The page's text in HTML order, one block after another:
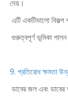
দেয়।
এটি একটিভালো বিকল্প
গুরুত্বপূর্ণ ভূমিকা
9. প্রতিরোধ ক্ষমতা
ডাবের জল এবং ডাবের